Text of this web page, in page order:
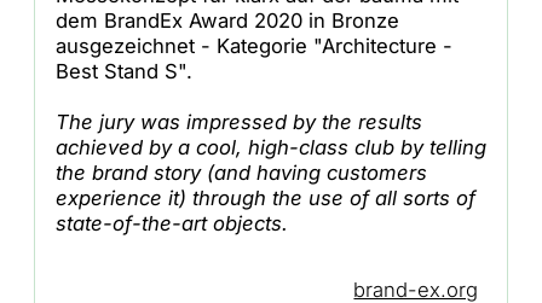
dem BrandEx Award 2020 in Bronze
ausgezeichnet - Kategorie "Architecture -
Best Stand S".
The jury was impressed by the results
achieved by a cool, high-class club by telling
the brand story (and having customers
experience it) through the use of all sorts of
state-of-the-art objects.
brand-ex.org